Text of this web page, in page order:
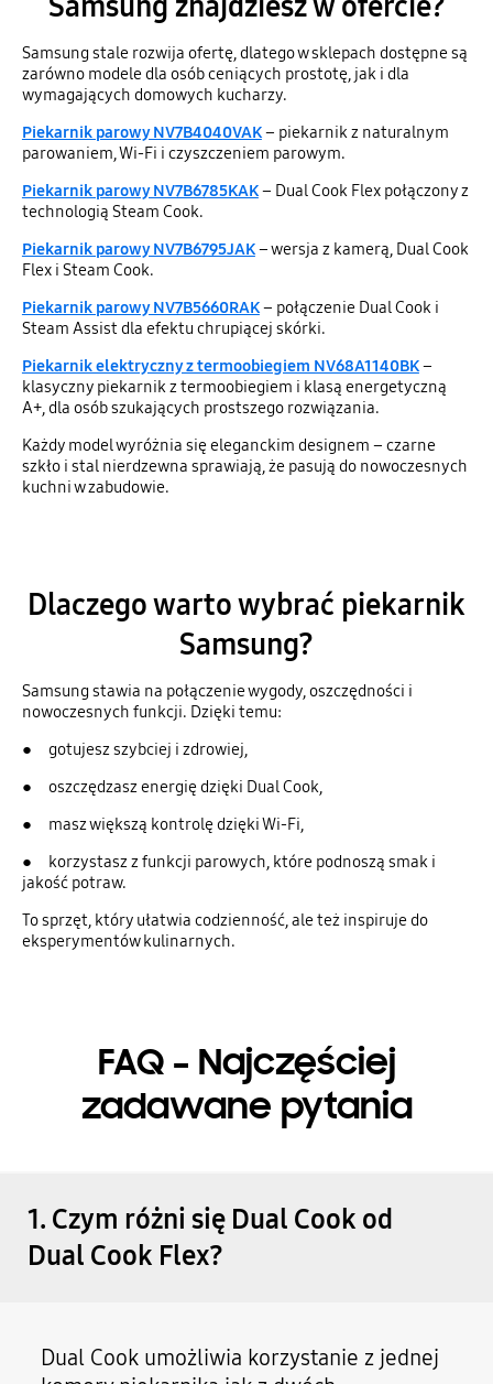
Samsung stale rozwija ofertę, dlatego w sklepach dostępne są
zarówno modele dla osób ceniących prostotę, jak i dla
wymagających domowych kucharzy.
Piekarnik parowy NV7B4040VAK– piekarnik z naturalnym
parowaniem, Wi-Fi i czyszczeniem parowym.
Piekarnik parowy NV7B6785KAK– Dual Cook Flex połączony z
technologią Steam Cook.
Piekarnik parowy NV7B6795JAK– wersja z kamerą, Dual Cook
Flex i Steam Cook.
Piekarnik parowy NV7B5660RAK– połączenie Dual Cook i
Steam Assist dla efektu chrupiącej skórki.
Piekarnik elektryczny z termoobiegiem NV68A1140BK–
klasyczny piekarnik z termoobiegiem i klasą energetyczną
A+, dla osób szukających prostszego rozwiązania.
Każdy model wyróżnia się eleganckim designem – czarne
szkło i stal nierdzewna sprawiają, że pasują do nowoczesnych
kuchni w zabudowie.
Dlaczego warto wybrać piekarnik
Samsung?
Samsung stawia na połączenie wygody, oszczędności i
nowoczesnych funkcji. Dzięki temu:
● gotujesz szybciej i zdrowiej,
● oszczędzasz energię dzięki Dual Cook,
● masz większą kontrolę dzięki Wi-Fi,
● korzystasz z funkcji parowych, które podnoszą smak i
jakość potraw.
To sprzęt, który ułatwia codzienność, ale też inspiruje do
eksperymentów kulinarnych.
FAQ – Najczęściej
zadawane pytania
1. Czym różni się Dual Cook od
Dual Cook Flex?
Dual Cook umożliwia korzystanie z jednej